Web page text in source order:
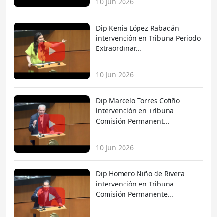
Dip Kenia López Rabadán
intervención en Tribuna Periodo
Extraordinar...
10 Jun 2026
Dip Marcelo Torres Cofiño
intervención en Tribuna
Comisión Permanent...
10 Jun 2026
Dip Homero Niño de Rivera
intervención en Tribuna
Comisión Permanente...